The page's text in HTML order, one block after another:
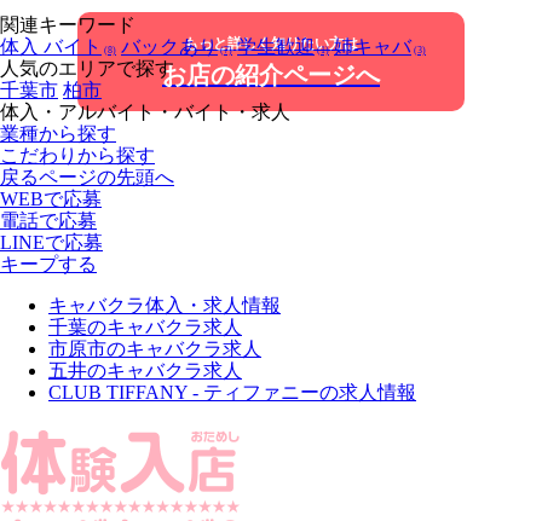
もっと詳しく知りたい方は
お店の紹介ページへ
関連キーワード
体入 バイト
(8) バックあり (7) 学生歓迎 (1) 姉キャバ (3)
人気のエリアで探す
千葉市 柏市
体入・アルバイト・バイト・求人
業種から探す
こだわりから探す
戻るページの先頭へ
WEBで応募
電話で応募
LINEで応募
キープする
キャバクラ体入・求人情報
千葉のキャバクラ求人
市原市のキャバクラ求人
五井のキャバクラ求人
CLUB TIFFANY - ティファニーの求人情報